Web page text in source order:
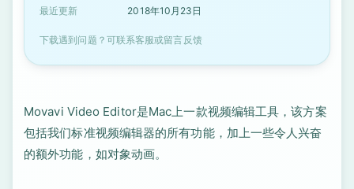
最近更新 2018年10月23日
下载遇到问题？可联系客服或留言反馈
Movavi Video Editor是Mac上一款视频编辑工具，该方案
包括我们标准视频编辑器的所有功能，加上一些令人兴奋
的额外功能，如对象动画。